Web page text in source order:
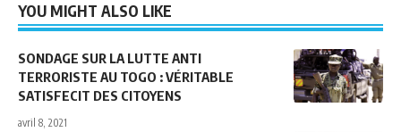
YOU MIGHT ALSO LIKE
SONDAGE SUR LA LUTTE ANTI
TERRORISTE AU TOGO : VÉRITABLE
SATISFECIT DES CITOYENS
avril 8, 2021